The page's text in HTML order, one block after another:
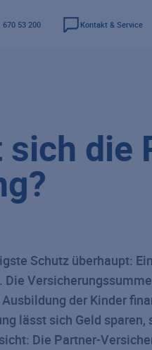
670 53 200 Kontakt & Service
sich die
Schutz überhaupt:
der Kinder
lässt sich Geld
Die Partner-